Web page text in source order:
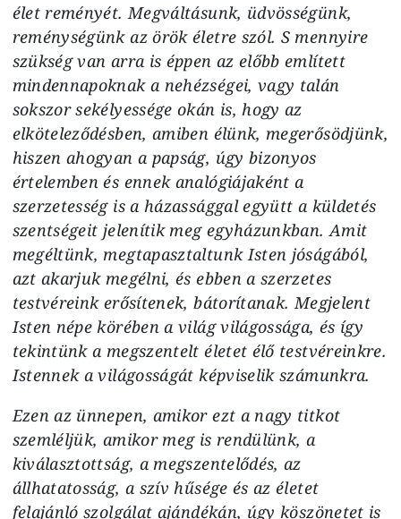
élet reményét. Megváltásunk, üdvösségünk,
reménységünk az örök életre szól. S mennyire
szükség van arra is éppen az előbb említett
mindennapoknak a nehézségei, vagy talán
sokszor sekélyessége okán is, hogy az
elköteleződésben, amiben élünk, megerősödjünk,
hiszen ahogyan a papság, úgy bizonyos
értelemben és ennek analógiájaként a
szerzetesség is a házassággal együtt a küldetés
szentségeit jelenítik meg egyházunkban. Amit
megéltünk, megtapasztaltunk Isten jóságából,
azt akarjuk megélni, és ebben a szerzetes
testvéreink erősítenek, bátorítanak. Megjelent
Isten népe körében a világ világossága, és így
tekintünk a megszentelt életet élő testvéreinkre.
Istennek a világosságát képviselik számunkra.
Ezen az ünnepen, amikor ezt a nagy titkot
szemléljük, amikor meg is rendülünk, a
kiválasztottság, a megszentelődés, az
állhatatosság, a szív hűsége és az életet
felajánló szolgálat ajándékán, úgy köszönetet is